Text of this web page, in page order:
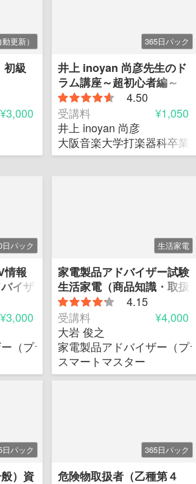
更新）
級
¥3,000
365日パック
井上 inoyan 尚彦先生のド
ラム講座～超初心者編～
4.50
受講料
¥1,050
井上 inoyan 尚彦
大阪音楽大学打楽器科卒
日パック
情報
イザ
¥3,000
（プラチナグレード）
生活家電
家電製品アドバイザー試験
生活家電（商品知識・取扱
のみ）
4.15
受講料
¥4,000
大岩 俊之
家電製品アドバイザー（プ
スマートマスター
日パック
）資
365日パック
危険物取扱者（乙種第４